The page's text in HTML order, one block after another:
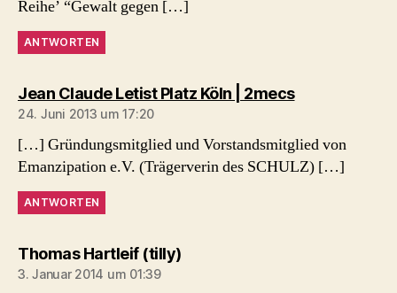
Reihe’ “Gewalt gegen […]
ANTWORTEN
Jean Claude Letist Platz Köln | 2mecssagt:
24. Juni 2013 um 17:20
[…] Gründungsmitglied und Vorstandsmitglied von
Emanzipation e.V. (Trägerverin des SCHULZ) […]
ANTWORTEN
Thomas Hartleif (tilly)sagt:
3. Januar 2014 um 01:39